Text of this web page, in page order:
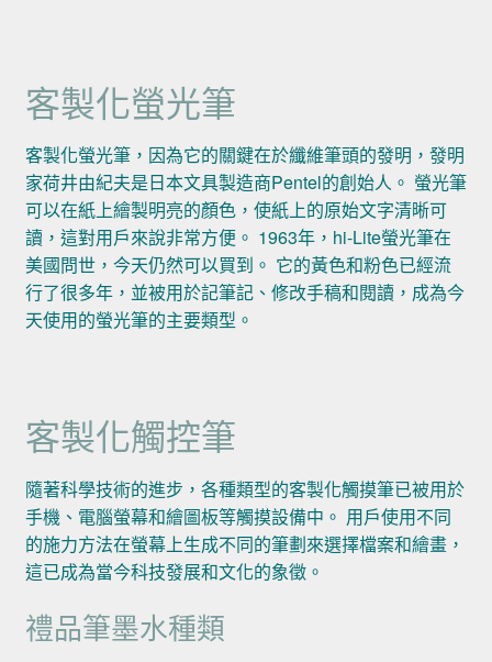
客製化螢光筆
客製化螢光筆，因為它的關鍵在於纖維筆頭的發明，發明
家荷井由紀夫是日本文具製造商Pentel的創始人。 螢光筆
可以在紙上繪製明亮的顏色，使紙上的原始文字清晰可
讀，這對用戶來說非常方便。 1963年，hi-Lite螢光筆在
美國問世，今天仍然可以買到。 它的黃色和粉色已經流
行了很多年，並被用於記筆記、修改手稿和閱讀，成為今
天使用的螢光筆的主要類型。
客製化觸控筆
隨著科學技術的進步，各種類型的客製化觸摸筆已被用於
手機、電腦螢幕和繪圖板等觸摸設備中。 用戶使用不同
的施力方法在螢幕上生成不同的筆劃來選擇檔案和繪畫，
這已成為當今科技發展和文化的象徵。
禮品筆墨水種類